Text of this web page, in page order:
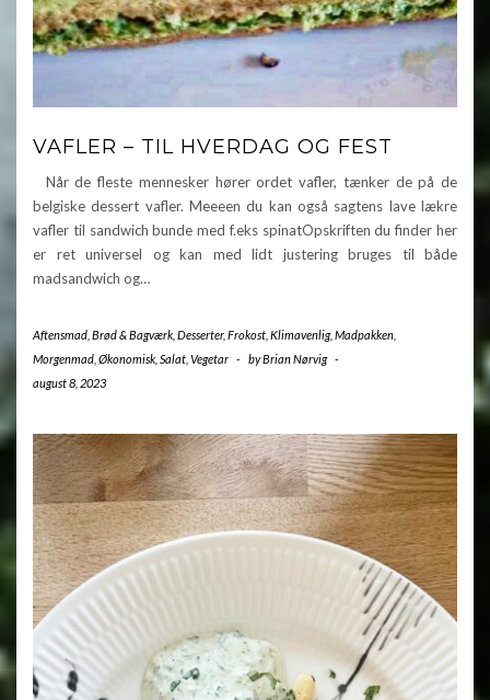
VAFLER – TIL HVERDAG OG FEST
Når de fleste mennesker hører ordet vafler, tænker de på de
belgiske dessert vafler. Meeeen du kan også sagtens lave lækre
vafler til sandwich bunde med f.eks spinatOpskriften du finder her
er ret universel og kan med lidt justering bruges til både
madsandwich og…
Aftensmad Brød & Bagværk Desserter, Frokost Klimavenlig, Madpakken
Morgenmad Økonomisk Salat Vegetar - byBrian Nørvig -
august 8, 2023